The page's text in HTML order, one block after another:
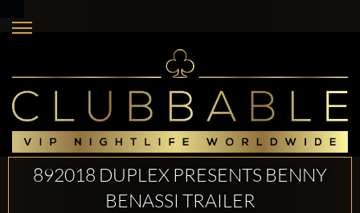
892018 DUPLEX PRESENTS BENNY
BENASSI TRAILER